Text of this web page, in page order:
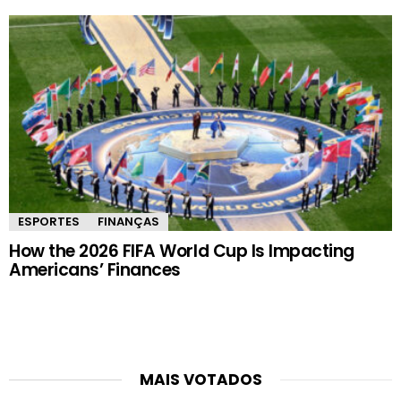
ESPORTES FINANÇAS
How the 2026 FIFA World Cup Is Impacting
Americans’ Finances
MAIS VOTADOS